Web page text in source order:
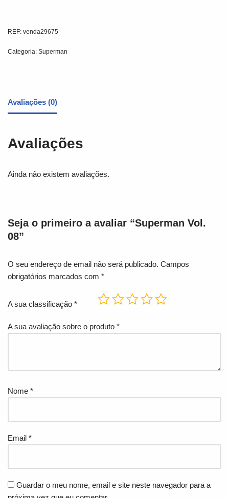
REF: venda29675
Categoria: Superman
Avaliações (0)
Avaliações
Ainda não existem avaliações.
Seja o primeiro a avaliar “Superman Vol.
08”
O seu endereço de email não será publicado. Campos
obrigatórios marcados com *
A sua classificação *
A sua avaliação sobre o produto *
Nome *
Email *
Guardar o meu nome, email e site neste navegador para a